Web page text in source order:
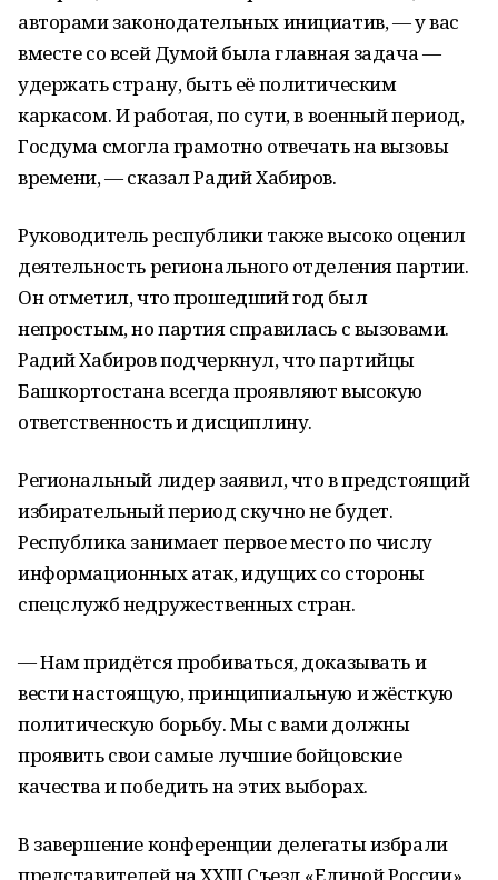
авторами законодательных инициатив, — у вас
вместе со всей Думой была главная задача —
удержать страну, быть её политическим
каркасом. И работая, по сути, в военный период,
Госдума смогла грамотно отвечать на вызовы
времени, — сказал Радий Хабиров.
Руководитель республики также высоко оценил
деятельность регионального отделения партии.
Он отметил, что прошедший год был
непростым, но партия справилась с вызовами.
Радий Хабиров подчеркнул, что партийцы
Башкортостана всегда проявляют высокую
ответственность и дисциплину.
Региональный лидер заявил, что в предстоящий
избирательный период скучно не будет.
Республика занимает первое место по числу
информационных атак, идущих со стороны
спецслужб недружественных стран.
— Нам придётся пробиваться, доказывать и
вести настоящую, принципиальную и жёсткую
политическую борьбу. Мы с вами должны
проявить свои самые лучшие бойцовские
качества и победить на этих выборах.
В завершение конференции делегаты избрали